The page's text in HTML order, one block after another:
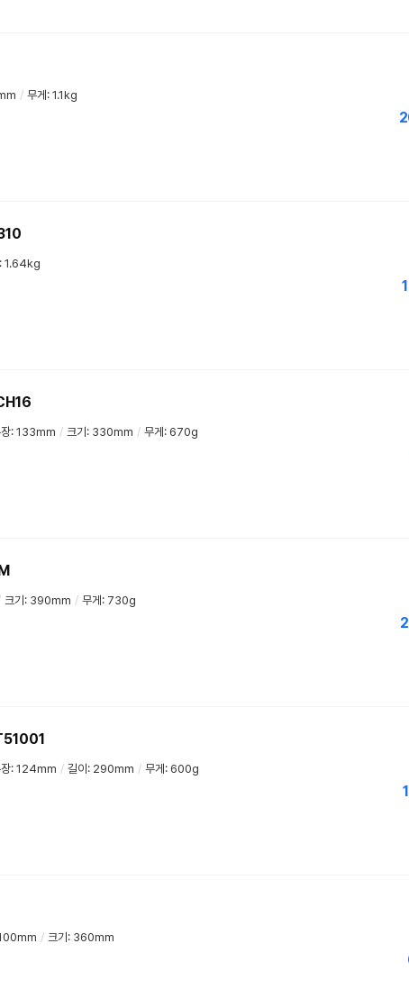
/ 무게: 1.1kg
1.64kg
: 133mm / 크기: 330mm / 무게: 670g
크기: 390mm / 무게: 730g
: 124mm / 길이: 290mm / 무게: 600g
/ 크기: 360mm